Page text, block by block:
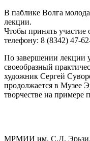
В паблике Волга
лекции.
Чтобы принять участие
телефону: 8 (8342) 47-
По завершении лекции
своеобразный
художник Сергей
продолжается в Музее
творчестве на примере
МРМИИ им. С.Д. Эрьзи.